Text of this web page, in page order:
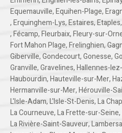
Equemauville,Equihen-Plage,
,Erquinghem-Lys,Estaires,Etaples,
,Fécamp,Fleurbaix,Fleury-sur-
Fort Mahon Plage,Frelinghien,
Giberville,Gondecourt,Gonesse,
Granville,Gravelines,Hallennes-
Haubourdin,Hauteville-sur-Mer,
Hermanville-sur-Mer,Hérouville-
L'Isle-Adam,L'Isle-St-Denis,La
La Courneuve,La Frette-sur-Seine,
La Rivière-Saint-Sauveur,